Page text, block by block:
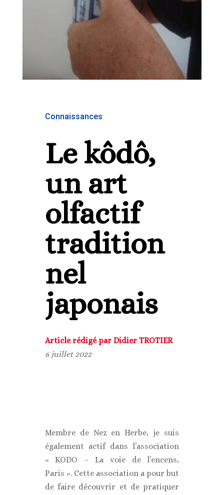
Connaissances
Le kôdô,
un art
olfactif
tradition
nel
japonais
Article rédigé par Didier TROTIER
6 juillet 2022
Membre de Nez en Herbe, je suis
également actif dans l’association
« KODO – La voie de l’encens,
Paris ». Cette association a pour but
de faire découvrir et de pratiquer